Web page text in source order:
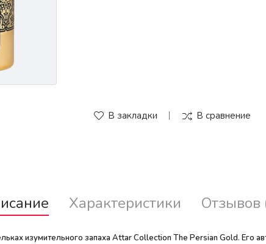
В закладки В сравнение
Характеристики Отзывов
изумительного запаха Attar Collection The Persian Gold. Его